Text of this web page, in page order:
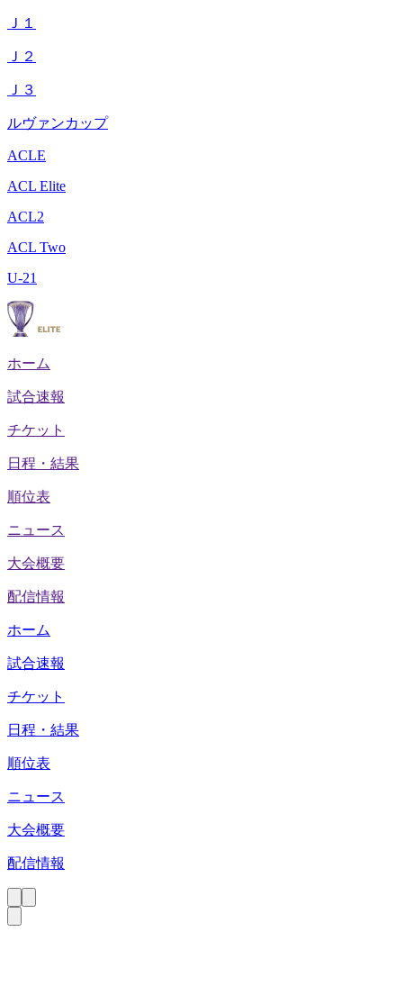
Ｊ１
Ｊ２
Ｊ３
ルヴァンカップ
ACLE
ACL Elite
ACL2
ACL Two
U-21
ホーム
試合速報
チケット
日程・結果
順位表
ニュース
大会概要
配信情報
ホーム
試合速報
チケット
日程・結果
順位表
ニュース
大会概要
配信情報